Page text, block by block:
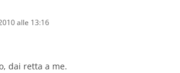
alle 13:16
dai retta a me.